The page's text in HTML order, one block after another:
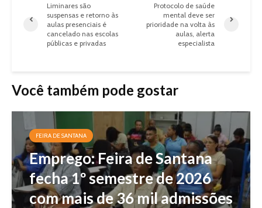
Liminares são
suspensas e retorno às
aulas presenciais é
cancelado nas escolas
públicas e privadas
Protocolo de saúde
mental deve ser
prioridade na volta às
aulas, alerta
especialista
Você também pode gostar
FEIRA DE SANTANA
Emprego: Feira de Santana
fecha 1º semestre de 2026
com mais de 36 mil admissões